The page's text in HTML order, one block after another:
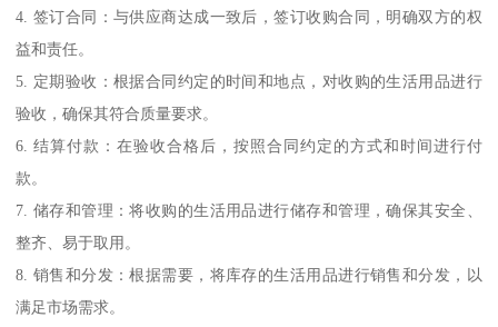
4. 签订合同：与供应商达成一致后，签订收购合同，明确双方的权
益和责任。
5. 定期验收：根据合同约定的时间和地点，对收购的生活用品进行
验收，确保其符合质量要求。
6. 结算付款：在验收合格后，按照合同约定的方式和时间进行付
款。
7. 储存和管理：将收购的生活用品进行储存和管理，确保其安全、
整齐、易于取用。
8. 销售和分发：根据需要，将库存的生活用品进行销售和分发，以
满足市场需求。